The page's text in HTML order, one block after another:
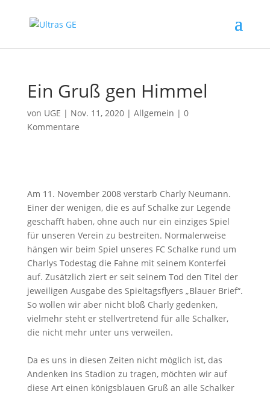
Ein Gruß gen Himmel
von UGE | Nov. 11, 2020| Allgemein | 0
Kommentare
Am 11. November 2008 verstarb Charly Neumann.
Einer der wenigen, die es auf Schalke zur Legende
geschafft haben, ohne auch nur ein einziges Spiel
für unseren Verein zu bestreiten. Normalerweise
hängen wir beim Spiel unseres FC Schalke rund um
Charlys Todestag die Fahne mit seinem Konterfei
auf. Zusätzlich ziert er seit seinem Tod den Titel der
jeweiligen Ausgabe des Spieltagsflyers „Blauer Brief“.
So wollen wir aber nicht bloß Charly gedenken,
vielmehr steht er stellvertretend für alle Schalker,
die nicht mehr unter uns verweilen.
Da es uns in diesen Zeiten nicht möglich ist, das
Andenken ins Stadion zu tragen, möchten wir auf
diese Art einen königsblauen Gruß an alle Schalker